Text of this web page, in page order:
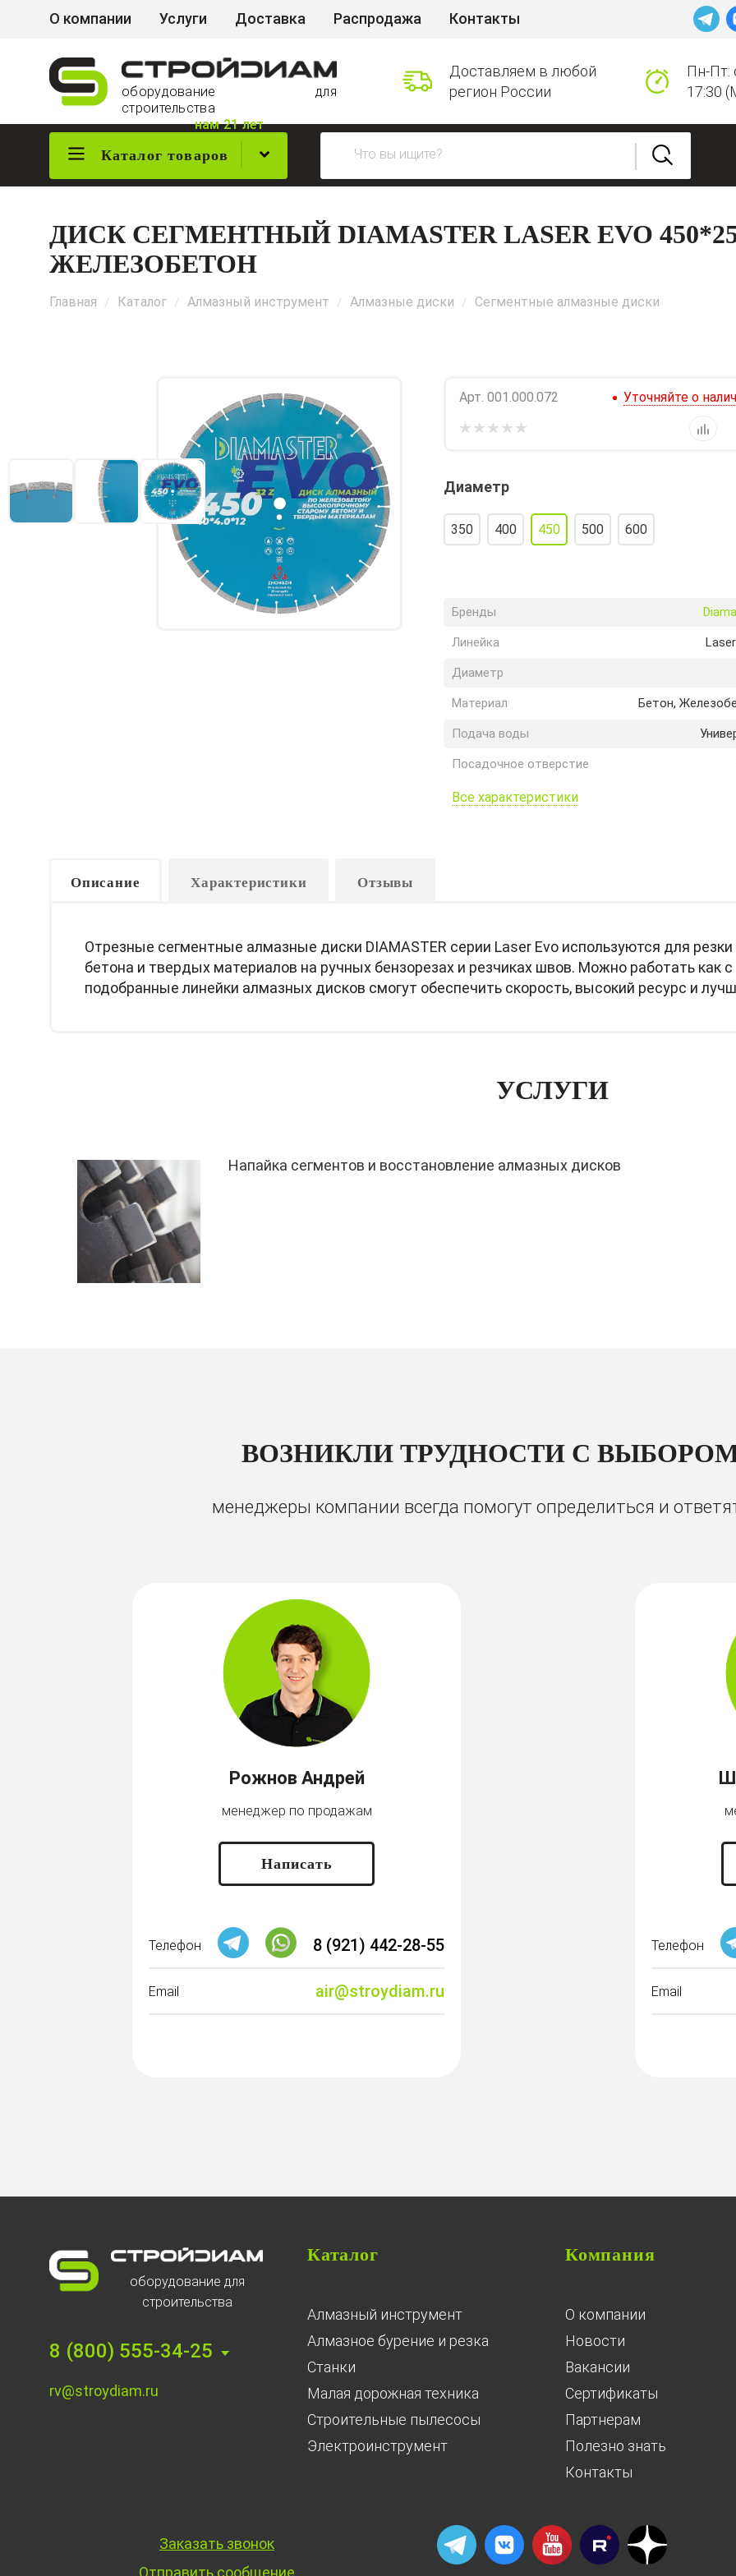
О компании Услуги Доставка Распродажа Контакты
оборудование для
строительства
нам 21 лет
Доставляем в любой
регион России
Пн-Пт:
17:30
Каталог товаров
ДИСК СЕГМЕНТНЫЙ DIAMASTER LASER EVO
ЖЕЛЕЗОБЕТОН
Главная / Каталог / Алмазный инструмент / Алмазные диски / Сегментные алмазные диски
Арт. 001.000.072 Уточняйте о
Диаметр
350 400 450 500 600
Бренды
Линейка
Диаметр
Материал Бетон,
Подача воды
Посадочное отверстие
Все характеристики
Описание Характеристики Отзывы
Отрезные сегментные алмазные диски DIAMASTER серии Laser Evo используются для
бетона и твердых материалов на ручных бензорезах и резчиках швов. Можно работать как
подобранные линейки алмазных дисков смогут обеспечить скорость, высокий ресурс и
УСЛУГИ
Напайка сегментов и восстановление алмазных дисков
ВОЗНИКЛИ ТРУДНОСТИ С ВЫБОРОМ
менеджеры компании всегда помогут определиться и
Рожнов Андрей
менеджер по продажам
Написать
Телефон 8 (921) 442-28-55
Email air@stroydiam.ru
Телефон
Email
оборудование для
строительства
8 (800) 555-34-25
rv@stroydiam.ru
Каталог
Алмазный инструмент
Алмазное бурение и резка
Станки
Малая дорожная техника
Строительные пылесосы
Электроинструмент
Компания
О компании
Новости
Вакансии
Сертификаты
Партнерам
Полезно знать
Контакты
Заказать звонок
Отправить сообщение